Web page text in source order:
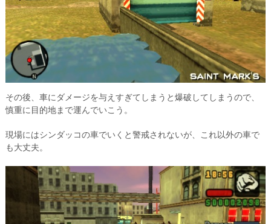
その後、車にダメージを与えすぎてしまうと爆破してしまうので、
慎重に目的地まで運んでいこう。
現場にはシンダッコの車でいくと警戒されないが、これ以外の車で
も大丈夫。